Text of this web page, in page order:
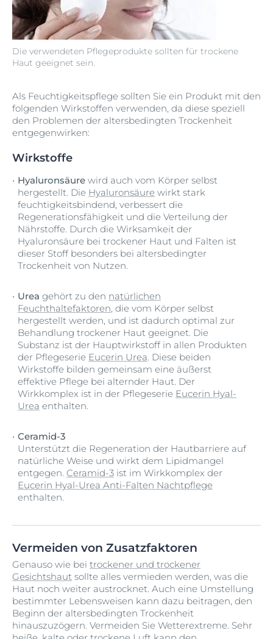
Die verwendeten Pflegeprodukte sollten für trockene
Haut geeignet sein.
Als Feuchtigkeitspflege sollten Sie ein Produkt mit den
folgenden Wirkstoffen verwenden, da diese speziell
den Problemen der altersbedingten Trockenheit
entgegenwirken:
Wirkstoffe
Hyaluronsäure wird auch vom Körper selbst
hergestellt. Die Hyaluronsäure wirkt stark
feuchtigkeitsbindend, verbessert die
Regenerationsfähigkeit und die Verteilung der
Nährstoffe. Durch die Wirksamkeit der
Hyaluronsäure bei trockener Haut und Falten ist
dieser Stoff besonders bei altersbedingter
Trockenheit von Nutzen.
Urea gehört zu den natürlichen
Feuchthaltefaktoren, die vom Körper selbst
hergestellt werden, und ist dadurch optimal zur
Behandlung trockener Haut geeignet. Die
Substanz ist der Hauptwirkstoff in allen Produkten
der Pflegeserie Eucerin Urea. Diese beiden
Wirkstoffe bilden gemeinsam eine äußerst
effektive Pflege bei alternder Haut. Der
Wirkkomplex ist in der Pflegeserie Eucerin Hyal-
Urea enthalten.
Ceramid-3
Unterstützt die Regeneration der Hautbarriere auf
natürliche Weise und wirkt dem Lipidmangel
entgegen. Ceramid-3 ist im Wirkkomplex der
Eucerin Hyal-Urea Anti-Falten Nachtpflege
enthalten.
Vermeiden von Zusatzfaktoren
Genauso wie bei trockener und trockener
Gesichtshaut sollte alles vermieden werden, was die
Haut noch weiter austrocknet. Auch eine Umstellung
bestimmter Lebensweisen kann dazu beitragen, den
Beginn der altersbedingten Trockenheit
hinauszuzögern. Vermeiden Sie Wetterextreme. Sehr